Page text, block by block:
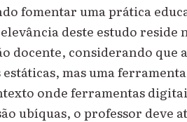
fomentar uma prática
deste estudo reside
docente, considerando que
mas uma
onde ferramentas
ubíquas, o professor deve